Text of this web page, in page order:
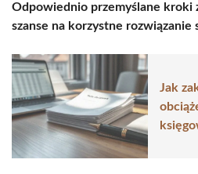
Odpowiednio przemyślane kroki
szanse na korzystne rozwiązanie
Jak